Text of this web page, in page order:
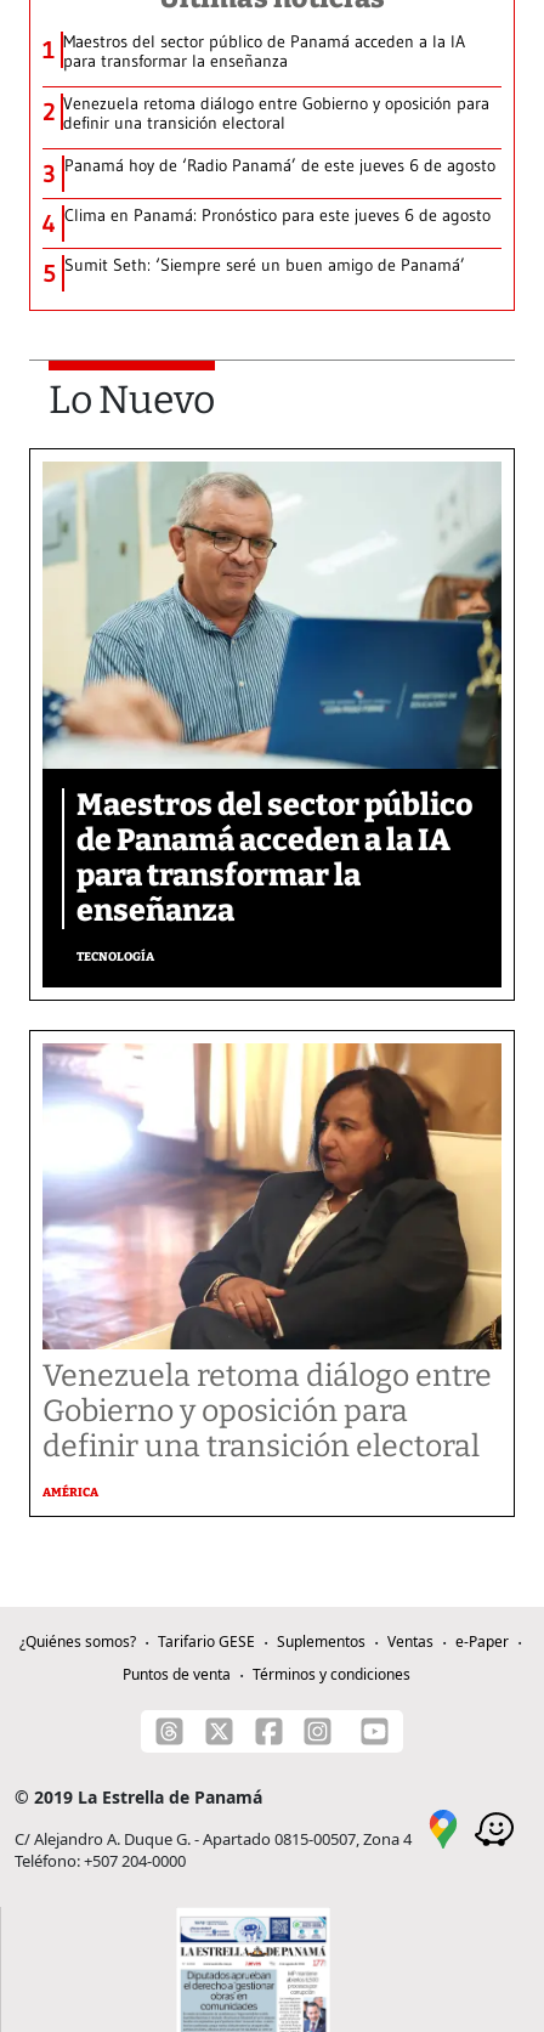
1 Maestros del sector público de Panamá acceden a la IA
para transformar la enseñanza
2 Venezuela retoma diálogo entre Gobierno y oposición para
definir una transición electoral
3 Panamá hoy de ‘Radio Panamá’ de este jueves 6 de agosto
4 Clima en Panamá: Pronóstico para este jueves 6 de agosto
5 Sumit Seth: ‘Siempre seré un buen amigo de Panamá’
Lo Nuevo
Maestros del sector público
de Panamá acceden a la IA
para transformar la
enseñanza
TECNOLOGÍA
Venezuela retoma diálogo entre
Gobierno y oposición para
definir una transición electoral
AMÉRICA
¿Quiénes somos? Tarifario GESE Suplementos Ventas
e-Paper
Puntos de venta
Términos y condiciones
© 2019 La Estrella de Panamá
C/ Alejandro A. Duque G. - Apartado 0815-00507, Zona 4
Teléfono: +507 204-0000